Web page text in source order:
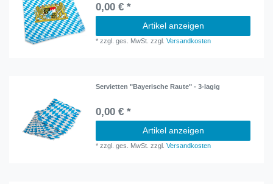
0,00 € *
Artikel anzeigen
*zzgl. ges. MwSt. zzgl.Versandkosten
Servietten "Bayerische Raute" - 3-lagig
0,00 € *
Artikel anzeigen
*zzgl. ges. MwSt. zzgl.Versandkosten